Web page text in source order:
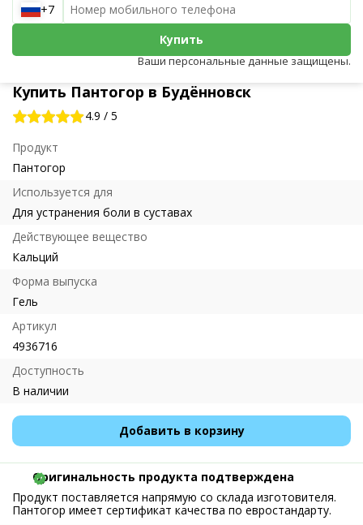
Купить Пантогор в Будённовск
4.9 / 5
Продукт
Пантогор
Используется для
Для устранения боли в суставах
Действующее вещество
Кальций
Форма выпуска
Гель
Артикул
4936716
Доступность
В наличии
Добавить в корзину
+7
Купить
Ваши персональные данные защищены.
Оригинальность продукта подтверждена
Продукт поставляется напрямую со склада изготовителя.
Пантогор имеет сертификат качества по евростандарту.